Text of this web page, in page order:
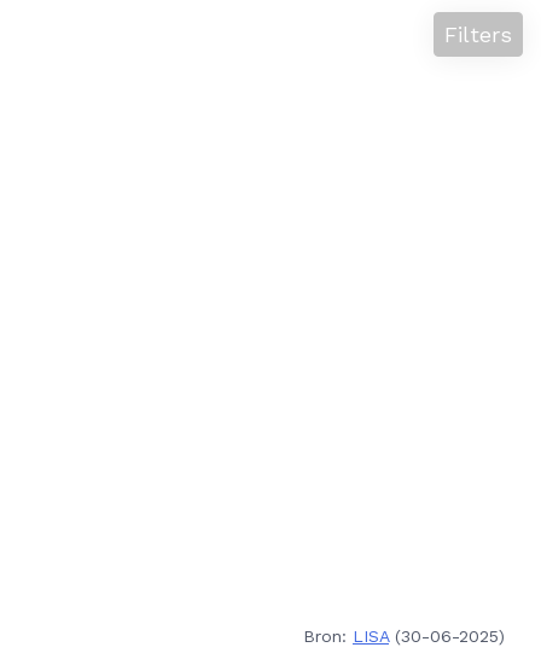
Filters
Bron: LISA(30-06-2025)